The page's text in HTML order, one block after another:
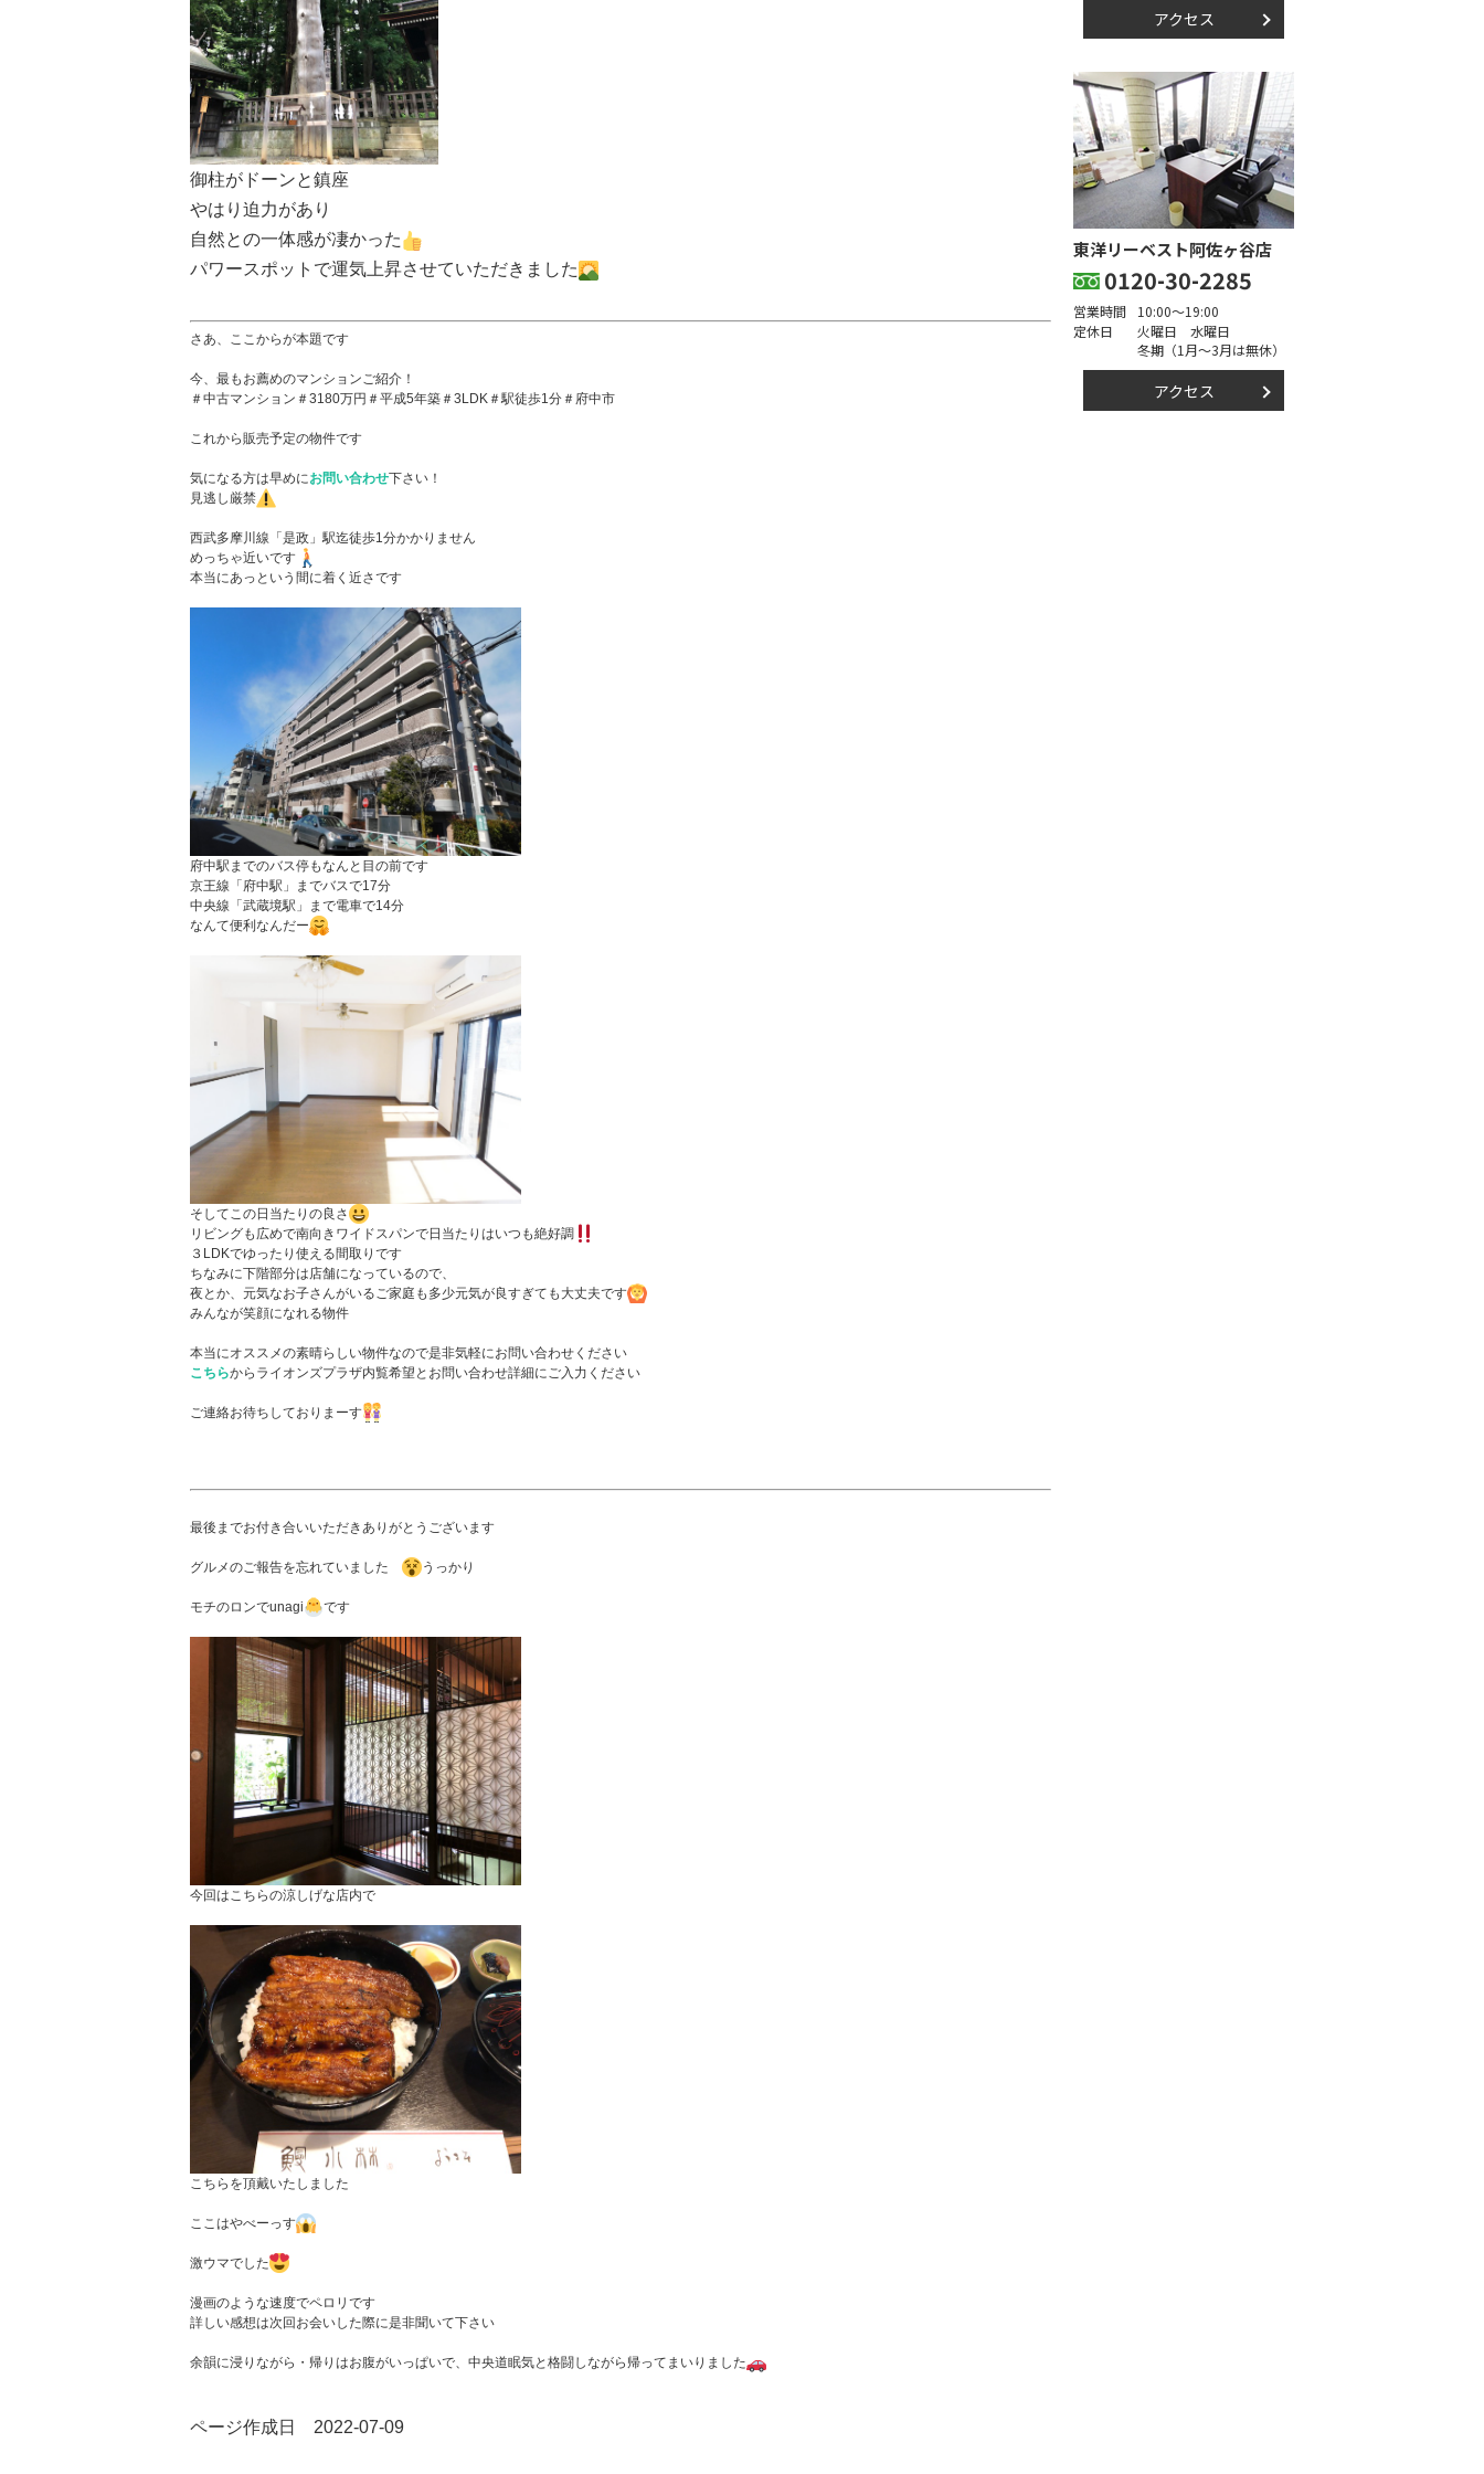
御柱がドーンと鎮座
やはり迫力があり
自然との一体感が凄かった
パワースポットで運気上昇させていただきました
さあ、ここからが本題です
今、最もお薦めのマンションご紹介！
＃中古マンション＃3180万円＃平成5年築＃3LDK＃駅徒歩1分＃府中市
これから販売予定の物件です
気になる方は早めにお問い合わせ下さい！
見逃し厳禁
西武多摩川線「是政」駅迄徒歩1分かかりません
めっちゃ近いです
本当にあっという間に着く近さです
府中駅までのバス停もなんと目の前です
京王線「府中駅」までバスで17分
中央線「武蔵境駅」まで電車で14分
なんて便利なんだー
そしてこの日当たりの良さ
リビングも広めで南向きワイドスパンで日当たりはいつも絶好調
３LDKでゆったり使える間取りです
ちなみに下階部分は店舗になっているので、
夜とか、元気なお子さんがいるご家庭も多少元気が良すぎても大丈夫です
みんなが笑顔になれる物件
本当にオススメの素晴らしい物件なので是非気軽にお問い合わせください
こちらからライオンズプラザ内覧希望とお問い合わせ詳細にご入力ください
ご連絡お待ちしておりまーす
最後までお付き合いいただきありがとうございます
グルメのご報告を忘れていました うっかり
モチのロンでunagi です
今回はこちらの涼しげな店内で
こちらを頂戴いたしました
ここはやべーっす
激ウマでした
漫画のような速度でペロリです
詳しい感想は次回お会いした際に是非聞いて下さい
余韻に浸りながら・帰りはお腹がいっぱいで、中央道眠気と格闘しながら帰ってまいりました
ページ作成日 2022-07-09
アクセス
東洋リーベスト阿佐ヶ谷店
0120-30-2285
営業時間
10:00～19:00
定休日
火曜日 水曜日
冬期（1月～3月は無休）
アクセス